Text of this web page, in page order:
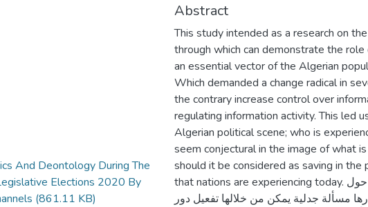
And Deontology During The
Elections 2020 By
(861.11 KB)
Abstract
This study intended as a research on
through which can demonstrate the
an essential vector of the Algerian
Which demanded a change radical in
the contrary increase control over
regulating information activity. This led
Algerian political scene; who is
seem conjectural in the image of what
should it be considered as saving in the
that nations are experiencing today. ملخص تهدفا دراستنا إلى تسليط الضوء حول
مسألة جدلية يمكن من خلالها تفعيل دور